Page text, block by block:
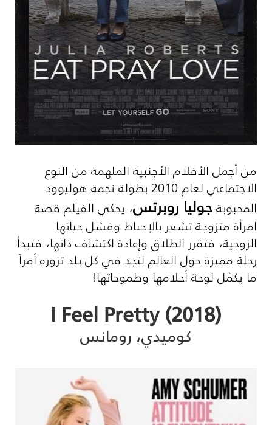
من أجمل الأفلام الأجنبيةالملهمةمن النوع
الاجتماعي لعام 2010 بطولة نجمة هوليوود
المحبوبةجوليا روبرتس، يحكي الفيلم قصة
امرأة متزوجة تشعر بالإحباط وفشل حياتها
الزوجية، فتقرر الطلاق وإعادة اكتشاف ذاتها، فتبدأ
رحلة مميزة حول العالم لتجد في كل بلد تزوره أمراً
ما يكمّل لوحة أحلامها وطموحاتها!
(I Feel Pretty (2018
كوميدي، رومانس